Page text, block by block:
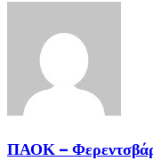
ΠΑΟΚ –